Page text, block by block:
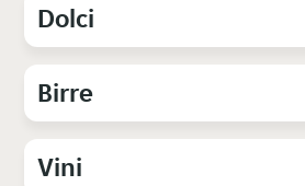
Dolci
Birre
Vini